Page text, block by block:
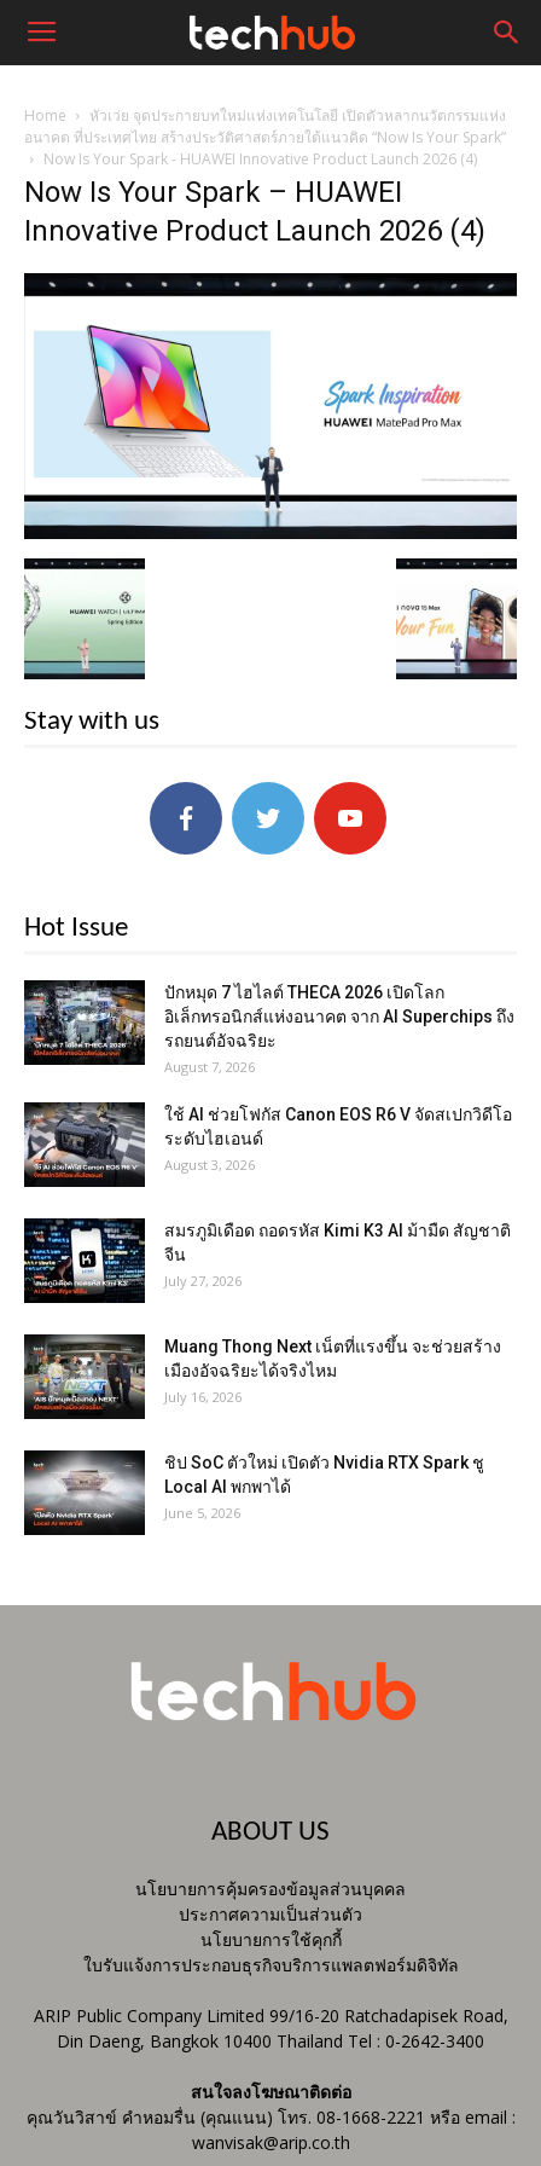
Home
หัวเว่ย จุดประกายบทใหม่แห่งเทคโนโลยี เปิดตัวหลากนวัตกรรมแห่ง
อนาคต ที่ประเทศไทย สร้างประวัติศาสตร์ภายใต้แนวคิด “Now Is Your Spark”
Now Is Your Spark - HUAWEI Innovative Product Launch 2026 (4)
Now Is Your Spark – HUAWEI
Innovative Product Launch 2026 (4)
Stay with us
Hot Issue
ปักหมุด 7 ไฮไลต์ THECA 2026 เปิดโลก
อิเล็กทรอนิกส์แห่งอนาคต จาก AI Superchips ถึง
รถยนต์อัจฉริยะ
August 7, 2026
ใช้ AI ช่วยโฟกัส Canon EOS R6 V จัดสเปกวิดีโอ
ระดับไฮเอนด์
August 3, 2026
สมรภูมิเดือด ถอดรหัส Kimi K3 AI ม้ามืด สัญชาติ
จีน
July 27, 2026
Muang Thong Next เน็ตที่แรงขึ้น จะช่วยสร้าง
เมืองอัจฉริยะได้จริงไหม
July 16, 2026
ชิป SoC ตัวใหม่ เปิดตัว Nvidia RTX Spark ชู
Local AI พกพาได้
June 5, 2026
ABOUT US
นโยบายการคุ้มครองข้อมูลส่วนบุคคล
ประกาศความเป็นส่วนตัว
นโยบายการใช้คุกกี้
ใบรับแจ้งการประกอบธุรกิจบริการแพลตฟอร์มดิจิทัล
ARIP Public Company Limited 99/16-20 Ratchadapisek Road,
Din Daeng, Bangkok 10400 Thailand Tel : 0-2642-3400
สนใจลงโฆษณาติดต่อ
คุณวันวิสาข์ คำหอมรื่น (คุณแนน) โทร. 08-1668-2221 หรือ email :
wanvisak@arip.co.th